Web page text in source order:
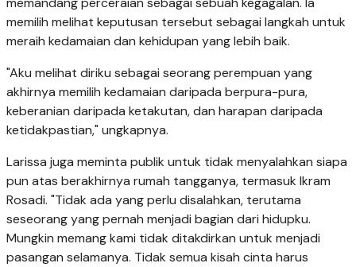
memilih melihat keputusan tersebut sebagai langkah untuk
meraih kedamaian dan kehidupan yang lebih baik.
"Aku melihat diriku sebagai seorang perempuan yang
akhirnya memilih kedamaian daripada berpura-pura,
keberanian daripada ketakutan, dan harapan daripada
ketidakpastian," ungkapnya.
Larissa juga meminta publik untuk tidak menyalahkan siapa
pun atas berakhirnya rumah tangganya, termasuk Ikram
Rosadi. "Tidak ada yang perlu disalahkan, terutama
seseorang yang pernah menjadi bagian dari hidupku.
Mungkin memang kami tidak ditakdirkan untuk menjadi
pasangan selamanya. Tidak semua kisah cinta harus